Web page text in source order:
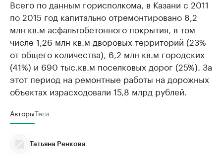
Всего по данным горисполкома, в Казани с 2011
по 2015 год капитально отремонтировано 8,2
млн кв.м асфальтобетонного покрытия, в том
числе 1,26 млн кв.м дворовых территорий (23%
от общего количества), 6,2 млн кв.м городских
(41%) и 690 тыс.кв.м поселковых дорог (25%). За
этот период на ремонтные работы на дорожных
объектах израсходовали 15,8 млрд рублей.
АвторыТеги
Татьяна Ренкова